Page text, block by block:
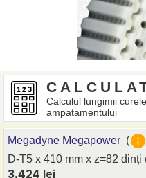
Calculul lungimii
ampatamentului
Megadyne Megapower (
D-T5 x 410 mm x z=82 dinți
3,424 lei